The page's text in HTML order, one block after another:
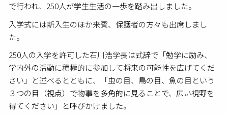
で行われ、250人が学生生活の一歩を踏み出しました。
入学式には新入生のほか来賓、保護者の方々も出席しまし
た。
250人の入学を許可した石川浩学長は式辞で「勉学に励み、
学内外の活動に積極的に参加して将来の可能性を広げてくだ
さい」と述べるとともに、「虫の目、鳥の目、魚の目という
３つの目（視点）で物事を多角的に見ることで、広い視野を
得てください」と呼びかけました。